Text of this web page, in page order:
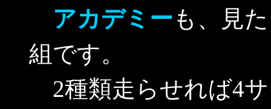
アカデミーも、見
組です。
2種類走らせれば4